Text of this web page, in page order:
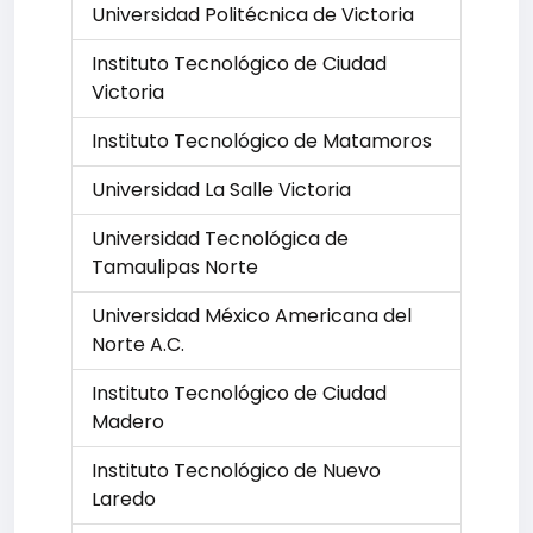
Universidad Politécnica de Victoria
Instituto Tecnológico de Ciudad
Victoria
Instituto Tecnológico de Matamoros
Universidad La Salle Victoria
Universidad Tecnológica de
Tamaulipas Norte
Universidad México Americana del
Norte A.C.
Instituto Tecnológico de Ciudad
Madero
Instituto Tecnológico de Nuevo
Laredo